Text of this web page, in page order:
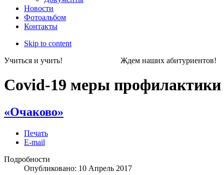
Новости
Фотоальбом
Контакты
Skip to content
Учиться и учить! Ждем наших
Covid-19 меры профилактики
«Очаково»
Печать
E-mail
Подробности
Опубликовано: 10 Апрель 2017